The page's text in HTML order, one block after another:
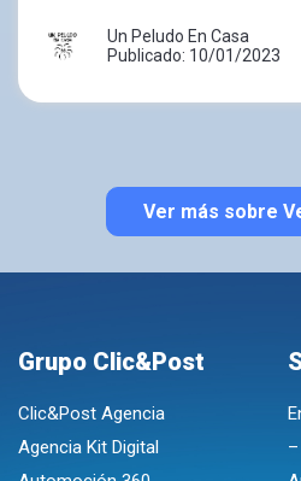
Un Peludo En Casa
Publicado: 10/01/2023
Ver más sobre
Grupo Clic&Post
Clic&Post Agencia
Agencia Kit Digital
–